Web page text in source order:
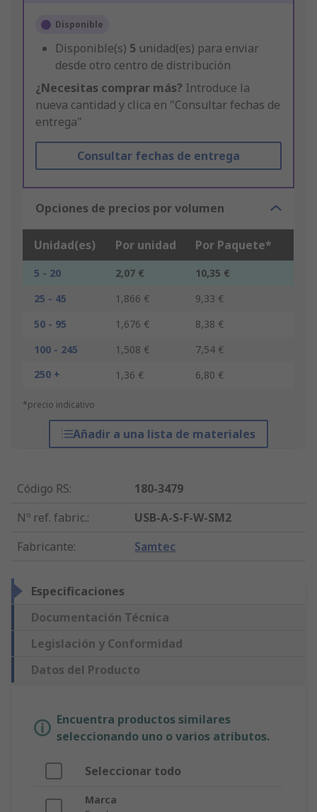
Disponible
Disponible(s) 5 unidad(es) para enviar
desde otro centro de distribución
¿Necesitas comprar más? Introduce la
nueva cantidad y clica en "Consultar fechas de
entrega"
Consultar fechas de entrega
Opciones de precios por volumen
Unidad(es) Por unidad Por Paquete*
5 - 20 2,07 €
10,35 €
25 - 45
1,866 €
9,33 €
50 - 95
1,676 €
8,38 €
100 - 245
1,508 €
7,54 €
250 +
1,36 € 6,80 €
*precio indicativo
Añadir a una lista de materiales
Código RS:
180-3479
Nº ref. fabric.:
USB-A-S-F-W-SM2
Fabricante: Samtec
Especificaciones
Documentación Técnica
Legislación y Conformidad
Datos del Producto
Encuentra productos similares
seleccionando uno o varios atributos.
Seleccionar todo
Marca